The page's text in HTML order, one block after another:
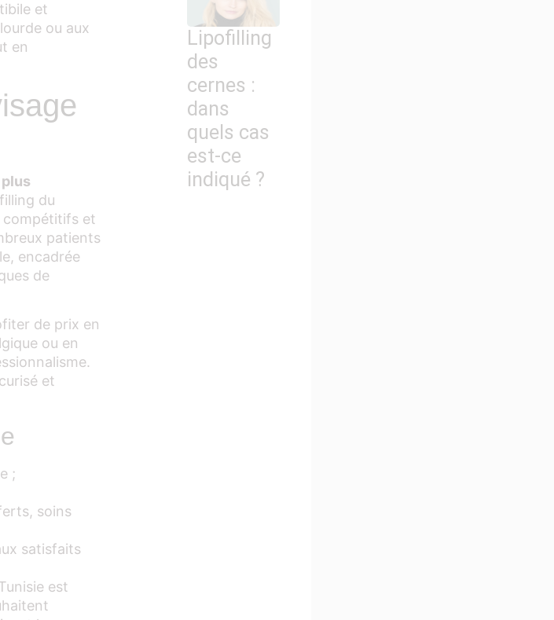
et
ou aux
en
du
compétitifs et
patients
encadrée
de
de prix en
ou en
et
;
soins
satisfaits
est
Lipofilling
des
cernes :
dans
quels cas
est-ce
indiqué ?